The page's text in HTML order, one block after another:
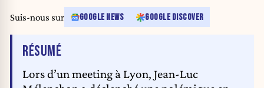
Suis-nous sur GOOGLE NEWS GOOGLE DISCOVER
RÉSUMÉDE L'ARTICLE
Lors d’un meeting à Lyon, Jean-Luc